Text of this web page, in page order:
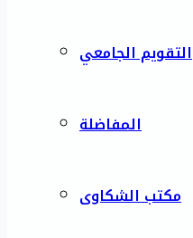
التقويم الجامعي
المفاضلة
مكتب الشكاوى